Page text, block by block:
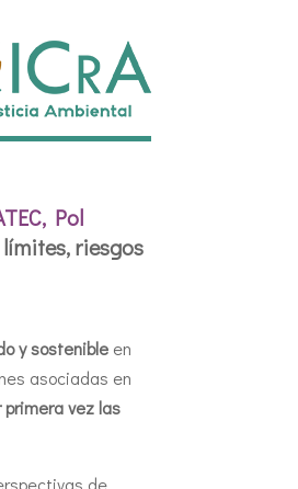
Pol
riesgos
y sostenible en
asociadas en
vez las
de